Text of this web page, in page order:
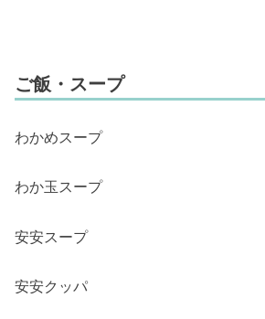
ご飯・スープ
わかめスープ
わか玉スープ
安安スープ
安安クッパ